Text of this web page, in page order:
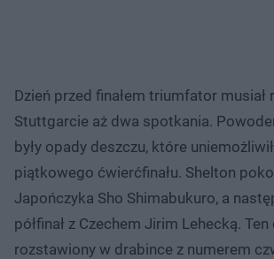
Dzień przed finałem triumfator musiał
Stuttgarcie aż dwa spotkania.
były opady deszczu, które
piątkowego ćwierćfinału. Shelton
Japończyka Sho Shimabukuro, a
półfinał z Czechem Jirim Lehecką.
rozstawiony w drabince z numerem